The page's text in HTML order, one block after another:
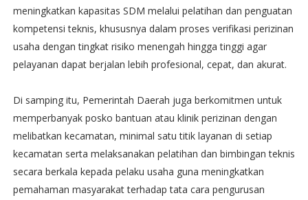
meningkatkan kapasitas SDM melalui pelatihan dan penguatan
kompetensi teknis, khususnya dalam proses verifikasi perizinan
usaha dengan tingkat risiko menengah hingga tinggi agar
pelayanan dapat berjalan lebih profesional, cepat, dan akurat.
Di samping itu, Pemerintah Daerah juga berkomitmen untuk
memperbanyak posko bantuan atau klinik perizinan dengan
melibatkan kecamatan, minimal satu titik layanan di setiap
kecamatan serta melaksanakan pelatihan dan bimbingan teknis
secara berkala kepada pelaku usaha guna meningkatkan
pemahaman masyarakat terhadap tata cara pengurusan